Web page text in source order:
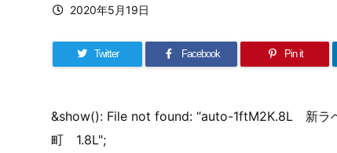
2020年5月19日
Twitter Facebook Pin it
&show(): File not found: “auto-1ftM2K.8L 新
町 1.8L";